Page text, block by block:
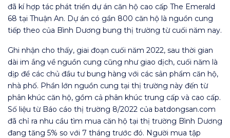
đã kí hợp tác phát triển dự án căn hộ cao cấp The Emerald
68 tại Thuận An. Dự án có gần 800 căn hộ là nguồn cung
tiếp theo của Bình Dương bung thị trường từ cuối năm nay.
Ghi nhận cho thấy, giai đoạn cuối năm 2022, sau thời gian
dài im ắng về nguồn cung cũng như giao dịch, cuối năm là
dịp để các chủ đầu tư bung hàng với các sản phẩm căn hộ,
nhà phố. Phần lớn nguồn cung tại thị trường này đến từ
phân khúc căn hộ, gồm cả phân khúc trung cấp và cao cấp.
Số liệu từ Báo cáo thị trường 8/2022 của batdongsan.com
đã chỉ ra nhu cầu tìm mua căn hộ tại thị trường Bình Dương
đang tăng 5% so với 7 tháng trước đó. Người mua tập